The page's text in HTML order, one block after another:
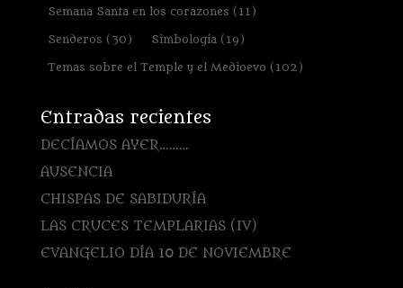
Semana Santa en los corazones (11)
Senderos (30) Simbología(19)
Temas sobre el Temple y el Medioevo (102)
Entradas recientes
DECÍAMOS AYER………
AUSENCIA
CHISPAS DE SABIDURÍA
LAS CRUCES TEMPLARIAS (IV)
EVANGELIO DÍA 10 DE NOVIEMBRE